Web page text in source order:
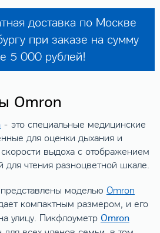
доставка по Москве
при заказе на сумму
5 000 рублей!
Omron
- это специальные медицинские
для оценки дыхания и
выдоха с отображением
для чтения разноцветной шкале.
представлены моделью Omron
компактным размером, и его
улицу. Пикфлоуметр Omron